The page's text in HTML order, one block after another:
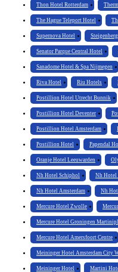
Thon Hotel Rotterdam
The Hague Teleport Hotel
Supernova Hotel
Senator Parque Central Hotel
Sanadome Hotel & Spa Nijmegen
Riva Hotel Riu Hotels
Postillion Hotel Utrecht Bunnik
Postillion Hotel Deventer
Postillion Hotel Amsterdam
Postillion Hotel Papendal
Oranje Hotel Leeuwarden
Nh Hotel Schiphol Nh Hotel
Nh Hotel Amsterdam Nh
Mercure Hotel Zwolle
Mercure Hotel Groningen
Mercure Hotel Amersfoort Centre
Meininger Hotel Amsterdam City
Meininger Hotel Martini